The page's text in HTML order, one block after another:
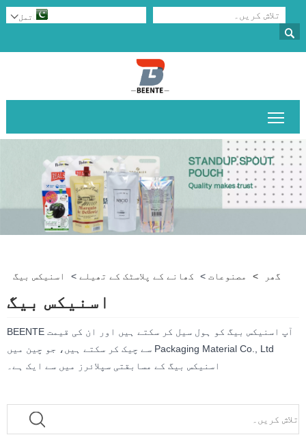

تمل
گھر > مصنوعات > کھانے کے پلاسٹک کے تھیلے > اسنیکس بیگ
اسنیکس بیگ
آپ اسنیکس بیگ کو ہول سیل کر سکتے ہیں اور ان کی قیمت BEENTE
Packaging Material Co., Ltd سے چیک کر سکتے ہیں، جو چین میں
اسنیکس بیگ کے مسابقتی سپلائرز میں سے ایک ہے۔